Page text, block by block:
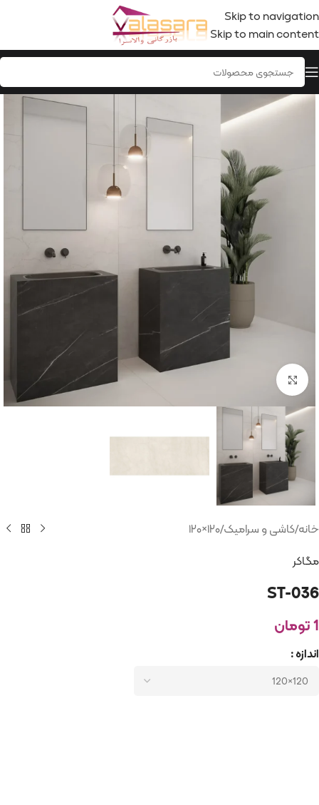
Skip to navigation
Skip to main content
بزرگنمایی تصویر
خانه/کاشی و سرامیک/۱۲۰×۱۲۰
مگاکر
ST-036
1تومان
اندازه